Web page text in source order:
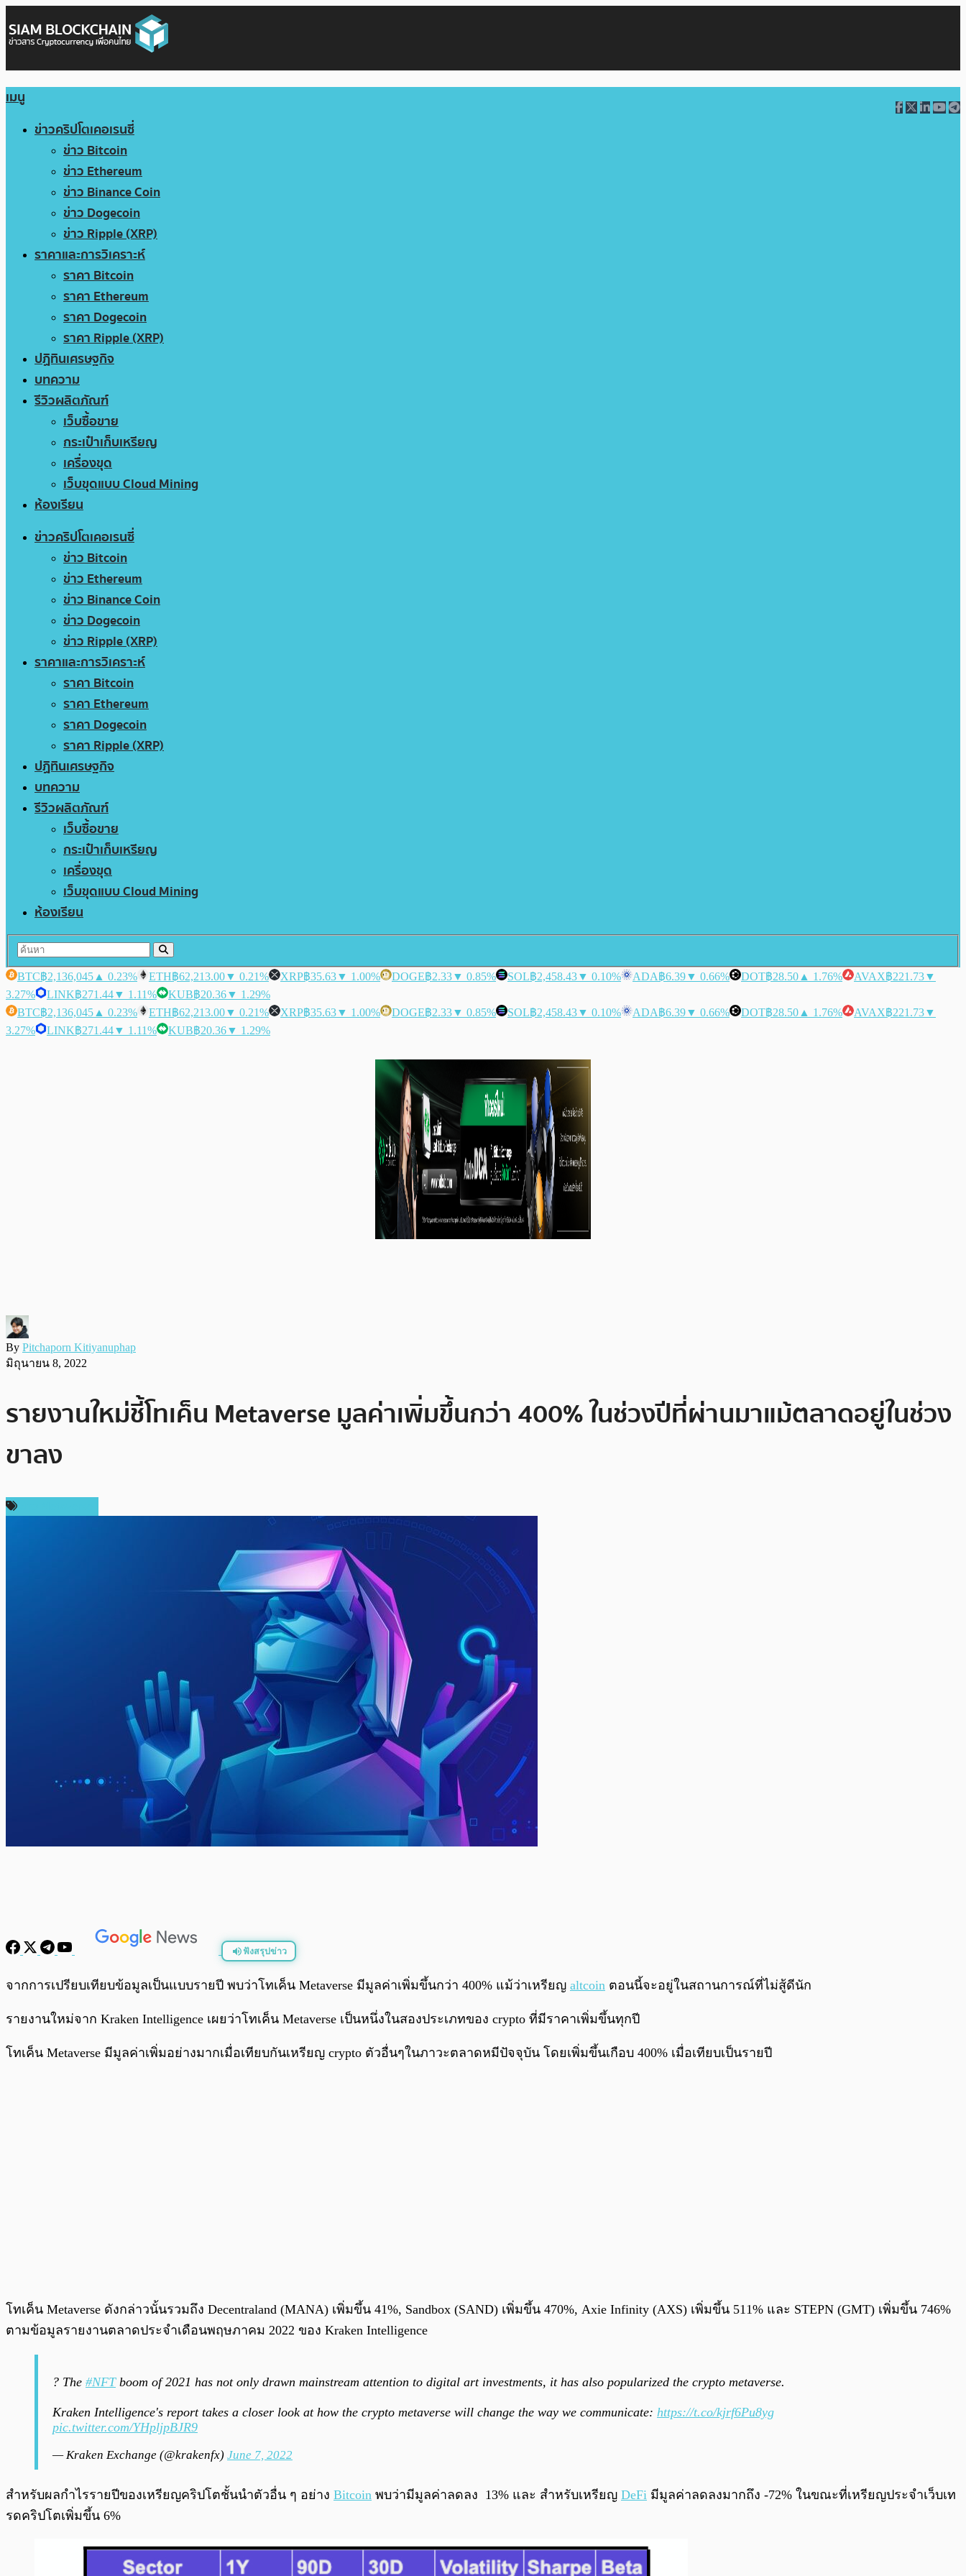
เมนู
ข่าวคริปโตเคอเรนซี่
ข่าว Bitcoin
ข่าว Ethereum
ข่าว Binance Coin
ข่าว Dogecoin
ข่าว Ripple (XRP)
ราคาและการวิเคราะห์
ราคา Bitcoin
ราคา Ethereum
ราคา Dogecoin
ราคา Ripple (XRP)
ปฏิทินเศรษฐกิจ
บทความ
รีวิวผลิตภัณฑ์
เว็บซื้อขาย
กระเป๋าเก็บเหรียญ
เครื่องขุด
เว็บขุดแบบ Cloud Mining
ห้องเรียน
ข่าวคริปโตเคอเรนซี่
ข่าว Bitcoin
ข่าว Ethereum
ข่าว Binance Coin
ข่าว Dogecoin
ข่าว Ripple (XRP)
ราคาและการวิเคราะห์
ราคา Bitcoin
ราคา Ethereum
ราคา Dogecoin
ราคา Ripple (XRP)
ปฏิทินเศรษฐกิจ
บทความ
รีวิวผลิตภัณฑ์
เว็บซื้อขาย
กระเป๋าเก็บเหรียญ
เครื่องขุด
เว็บขุดแบบ Cloud Mining
ห้องเรียน
BTC฿2,136,045 ▲ 0.23% ETH฿62,213.00▼ 0.21% XRP฿35.63▼ 1.00% DOGE฿2.33▼ 0.85% SOL฿2,458.43▼ 0.10% ADA฿6.39▼ 0.66% DOT฿28.50 ▲ 1.76% AVAX฿221.73▼
3.27%
LINK฿271.44▼ 1.11% KUB฿20.36▼ 1.29%
BTC฿2,136,045 ▲ 0.23% ETH฿62,213.00▼ 0.21% XRP฿35.63▼ 1.00% DOGE฿2.33▼ 0.85% SOL฿2,458.43▼ 0.10% ADA฿6.39▼ 0.66% DOT฿28.50 ▲ 1.76% AVAX฿221.73▼
3.27%
LINK฿271.44▼ 1.11% KUB฿20.36▼ 1.29%
By Pitchaporn Kitiyanuphap
มิถุนายน 8, 2022
รายงานใหม่ชี้โทเค็น Metaverse มูลค่าเพิ่มขึ้นกว่า 400% ในช่วงปีที่ผ่านมาแม้ตลาดอยู่ในช่วง
ขาลง
ฟังสรุปข่าว
พร้อมเล่น
จากการเปรียบเทียบข้อมูลเป็นแบบรายปี พบว่าโทเค็น Metaverse มีมูลค่าเพิ่มขึ้นกว่า 400% แม้ว่าเหรียญ altcoin ตอนนี้จะอยู่ในสถานการณ์ที่ไม่สู้ดีนัก
รายงานใหม่จาก Kraken Intelligence เผยว่าโทเค็น Metaverse เป็นหนึ่งในสองประเภทของ crypto ที่มีราคาเพิ่มขึ้นทุกปี
โทเค็น Metaverse มีมูลค่าเพิ่มอย่างมากเมื่อเทียบกันเหรียญ crypto ตัวอื่นๆในภาวะตลาดหมีปัจจุบัน โดยเพิ่มขึ้นเกือบ 400% เมื่อเทียบเป็นรายปี
โทเค็น Metaverse ดังกล่าวนั้นรวมถึง Decentraland (MANA) เพิ่มขึ้น 41%, Sandbox (SAND) เพิ่มขึ้น 470%, Axie Infinity (AXS) เพิ่มขึ้น 511% และ STEPN (GMT) เพิ่มขึ้น 746%
ตามข้อมูลรายงานตลาดประจำเดือนพฤษภาคม 2022 ของ Kraken Intelligence
? The #NFTboom of 2021 has not only drawn mainstream attention to digital art investments, it has also popularized the crypto metaverse.
Kraken Intelligence's report takes a closer look at how the crypto metaverse will change the way we communicate: https://t.co/kjrf6Pu8yg
pic.twitter.com/YHpljpBJR9
— Kraken Exchange (@krakenfx) June 7, 2022
สำหรับผลกำไรรายปีของเหรียญคริปโตชั้นนำตัวอื่น ๆ อย่าง Bitcoin พบว่ามีมูลค่าลดลง 13% และ สำหรับเหรียญ DeFi มีมูลค่าลดลงมากถึง -72% ในขณะที่เหรียญประจำเว็บเท
รดคริปโตเพิ่มขึ้น 6%